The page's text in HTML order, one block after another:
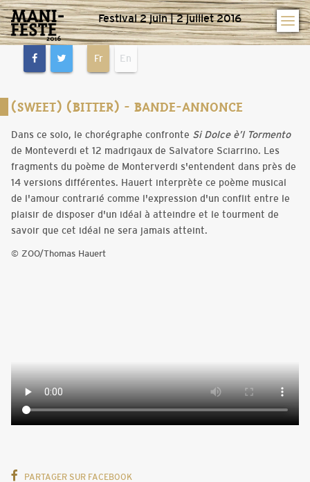
Festival 2 juin | 2 juillet 2016
Fr En
(SWEET) (BITTER) - BANDE-ANNONCE
Dans ce solo, le chorégraphe confronte Si Dolce è’l Tormento
de Monteverdi et 12 madrigaux de Salvatore Sciarrino. Les
fragments du poème de Monterverdi s'entendent dans près de
14 versions différentes. Hauert interprète ce poème musical
de l'amour contrarié comme l'expression d'un conflit entre le
plaisir de disposer d'un idéal à atteindre et le tourment de
savoir que cet idéal ne sera jamais atteint.
© ZOO/Thomas Hauert
PARTAGER SUR FACEBOOK